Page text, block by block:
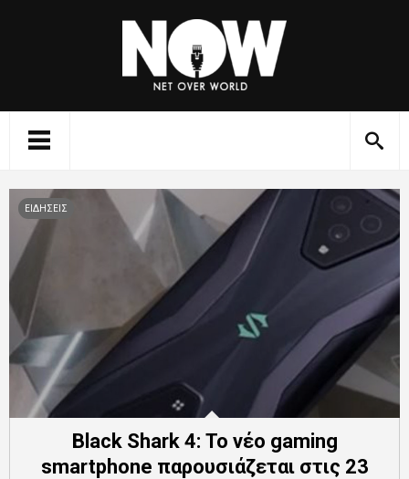
ΕΙΔΗΣΕΙΣ
Black Shark 4: Το νέο gaming
smartphone παρουσιάζεται στις 23